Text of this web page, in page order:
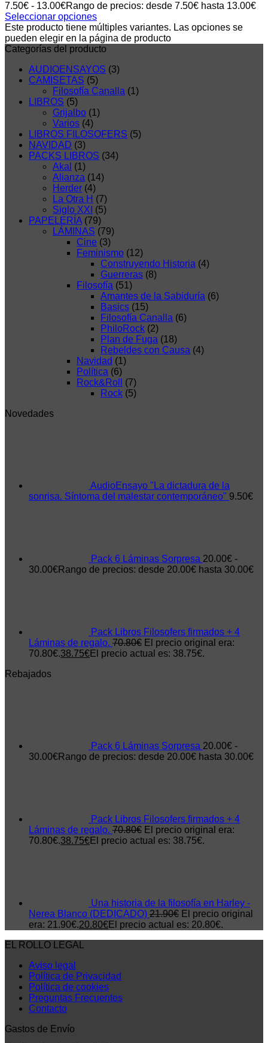
7.50€ - 13.00€Rango de precios: desde 7.50€ hasta 13.00€
Seleccionar opciones
Este producto tiene múltiples variantes. Las opciones se
pueden elegir en la página de producto
Categorías del producto
AUDIOENSAYOS (3)
CAMISETAS (5)
Filosofía Canalla (1)
LIBROS (5)
Grijalbo (1)
Varios (4)
LIBROS FILOSOFERS (5)
NAVIDAD (3)
PACKS LIBROS (34)
Akal (1)
Alianza (14)
Herder (4)
La Otra H (7)
Siglo XXI (5)
PAPELERÍA (79)
LÁMINAS (79)
Cine (3)
Feminismo (12)
Construyendo Historia (4)
Guerreras (8)
Filosofía (51)
Amantes de la Sabiduría (6)
Basics (15)
Filosofía Canalla (6)
PhiloRock (2)
Plan de Fuga (18)
Rebeldes con Causa (4)
Navidad (1)
Política (6)
Rock&Roll
(7)
Rock (5)
Novedades
AudioEnsayo "La dictadura de la
sonrisa. Síntoma del malestar contemporáneo" 9.50€
Pack 6 Láminas Sorpresa 20.00€ -
30.00€Rango de precios: desde 20.00€ hasta 30.00€
Pack Libros Filosofers firmados + 4
Láminas de regalo. 70.80€ El precio original era:
70.80€.38.75€El precio actual es: 38.75€.
Rebajados
Pack 6 Láminas Sorpresa 20.00€ -
30.00€Rango de precios: desde 20.00€ hasta 30.00€
Pack Libros Filosofers firmados + 4
Láminas de regalo. 70.80€ El precio original era:
70.80€.38.75€El precio actual es: 38.75€.
Una historia de la filosofía en Harley -
Nerea Blanco (DEDICADO) 21.90€ El precio original
era: 21.90€.20.80€El precio actual es: 20.80€.
EL ROLLO LEGAL
Aviso legal
Política de Privacidad
Política de cookies
Preguntas Frecuentes
Contacto
Gastos de Envío